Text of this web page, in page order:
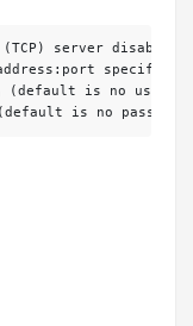
server disabled
(default is no